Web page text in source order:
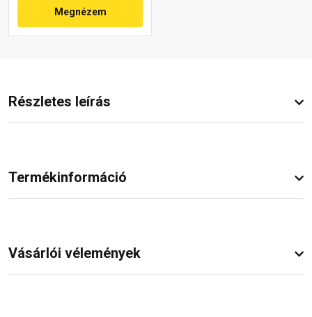
Megnézem
Részletes leírás
Termékinformáció
Vásárlói vélemények